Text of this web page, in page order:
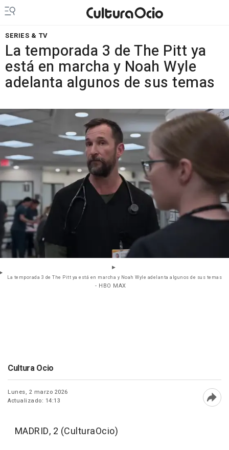
SERIES & TV
La temporada 3 de The Pitt ya
está en marcha y Noah Wyle
adelanta algunos de sus temas
La temporada 3 de The Pitt ya está en marcha y Noah Wyle adelanta algunos de sus temas
- HBO MAX
Cultura Ocio
Lunes, 2 marzo 2026
Actualizado: 14:13
MADRID, 2 (CulturaOcio)